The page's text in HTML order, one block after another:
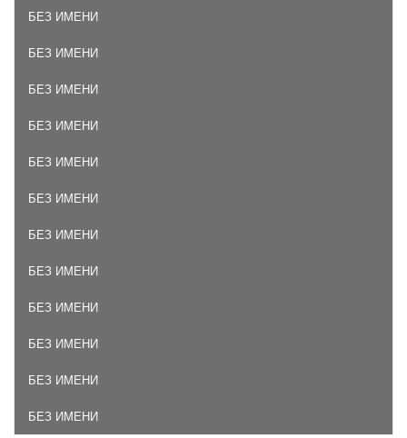
БЕЗ ИМЕНИ
БЕЗ ИМЕНИ
БЕЗ ИМЕНИ
БЕЗ ИМЕНИ
БЕЗ ИМЕНИ
БЕЗ ИМЕНИ
БЕЗ ИМЕНИ
БЕЗ ИМЕНИ
БЕЗ ИМЕНИ
БЕЗ ИМЕНИ
БЕЗ ИМЕНИ
БЕЗ ИМЕНИ